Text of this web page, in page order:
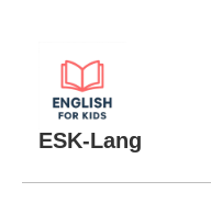
основного
вмістуESK-Lang